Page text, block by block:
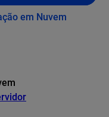
em Nuvem